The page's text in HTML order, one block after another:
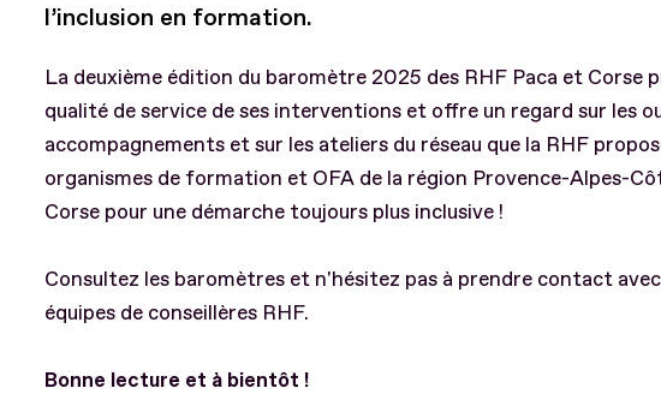
l’inclusion en formation.
La deuxième édition du baromètre 2025 des RHF Paca et Corse
qualité de service de ses interventions et offre un regard sur les
accompagnements et sur les ateliers du réseau que la RHF
organismes de formation et OFA de la région Provence-Alpes-
Corse pour une démarche toujours plus inclusive !
Consultez les baromètres et n'hésitez pas à prendre contact
équipes de conseillères RHF.
Bonne lecture et à bientôt !